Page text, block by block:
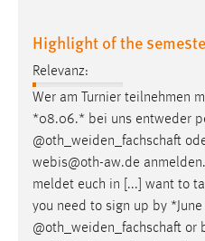
Highlight of the
Relevanz:
Wer am Turnier teilnehmen
*08.06.* bei uns entweder
@oth_weiden_fachschaft
webis@oth-aw.de
meldet euch in [...] want to
you need to sign up by
@oth_weiden_fachschaft or
Zweck:
Das Cookie speichert die
Cookie Laufzeit:
Chat
Name:
MibewSessionID,
chat-frame-style-